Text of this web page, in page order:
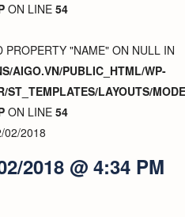
ON LINE 54
PROPERTY "NAME" ON NULL IN
AIGO.VN/PUBLIC_HTML/WP-
ST_TEMPLATES/LAYOUTS/
ON LINE 54
02/2018
2018 @ 4:34 PM